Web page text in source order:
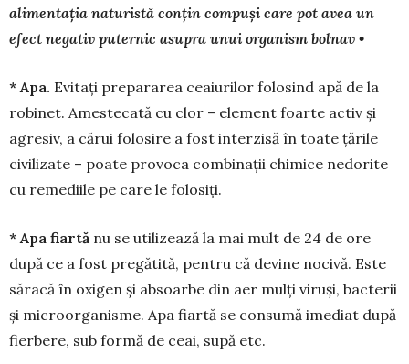
alimentația naturistă conțin compuși care pot avea un
efect negativ puternic asupra unui organism bolnav •
* Apa. Evitați prepararea ceaiurilor folosind apă de la
robinet. Amestecată cu clor – element foarte activ și
agresiv, a cărui folosire a fost inter­zisă în toate țările
civilizate – poate provoca com­binații chimice nedorite
cu remediile pe care le fo­losiți.
* Apa fiartă nu se utilizează la mai mult de 24 de ore
după ce a fost pregătită, pentru că devine nocivă. Este
săracă în oxigen și absoarbe din aer mulți viruși, bacterii
și microorganisme. Apa fiartă se consumă imediat după
fierbere, sub formă de ceai, supă etc.